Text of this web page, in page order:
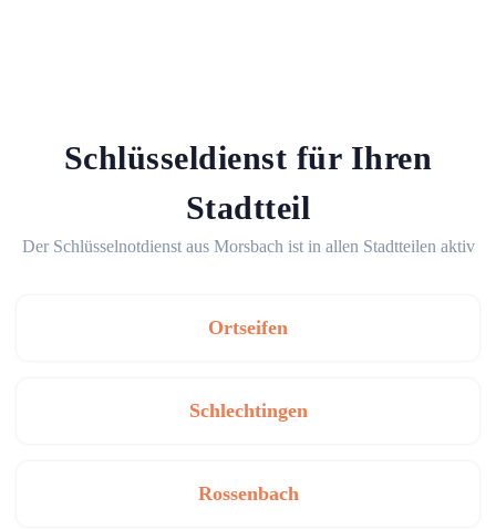
Schlüsseldienst für Ihren
Stadtteil
Der Schlüsselnotdienst aus Morsbach ist in allen Stadtteilen aktiv
Ortseifen
Schlechtingen
Rossenbach